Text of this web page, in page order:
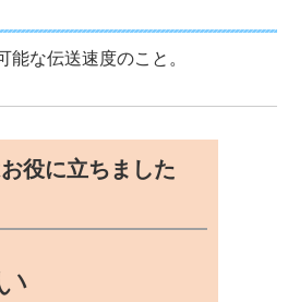
能な伝送速度のこと。
役に立ちました